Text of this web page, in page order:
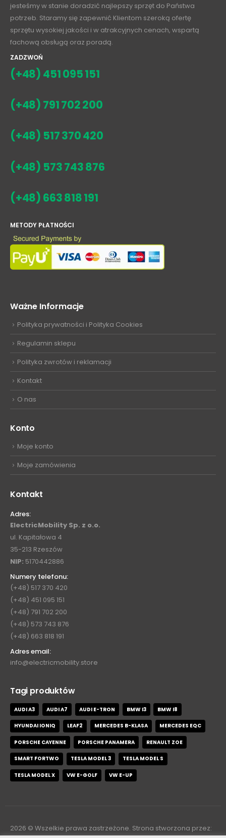
jesteśmy w stanie doradzić najlepszy sprzęt do Państwa
potrzeb. Staramy się zapewnić Klientom szeroką ofertę
sprzętu wysokiej jakości i w atrakcyjnych cenach, wspartą
fachową obsługą oraz poradą.
ZADZWOŃ
(+48) 451 095 151
(+48) 791 702 200
(+48) 517 370 420
(+48) 573 743 876
(+48) 663 818 191
METODY PŁATNOŚCI
Ważne Informacje
Polityka prywatności i Polityka Cookies
Regulamin sklepu
Polityka zwrotów i reklamacji
Kontakt
O nas
Konto
Moje konto
Moje zamówienia
Kontakt
Adres:
ElectricMobility Sp. z o.o.
ul. Kapitałowa 4
35-213 Rzeszów
NIP: 5170442886
Numery telefonu:
(+48) 517 370 420
(+48) 451 095 151
(+48) 791 702 200
(+48) 573 743 876
(+48) 663 818 191
Adres email:
info@electricmobility.store
Tagi produktów
AUDI A3 AUDI A7 AUDI E-TRON BMW I3 BMW I8
HYUNDAI IONIQ LEAF2 MERCEDES B-KLASA MERCEDES EQC
PORSCHE CAYENNE PORSCHE PANAMERA RENAULT ZOE
SMART FORTWO TESLA MODEL 3 TESLA MODEL S
TESLA MODEL X VW E-GOLF VW E-UP
2026 © Wszelkie prawa zastrzeżone. Strona stworzona przez: